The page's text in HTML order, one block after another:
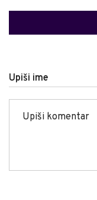
Upiši ime